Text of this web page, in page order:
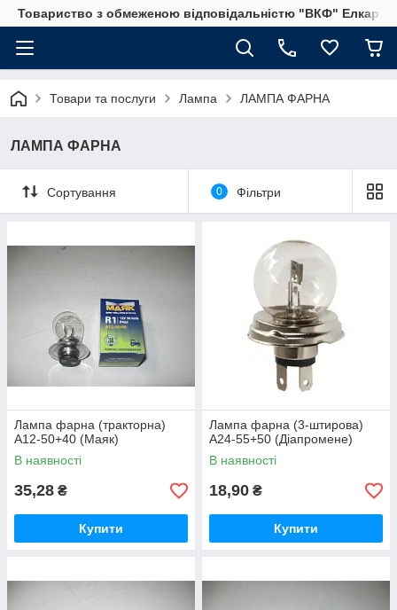
Товариство з обмеженою відповідальністю "ВКФ" Елкар"
Товари та послуги Лампа ЛАМПА ФАРНА
ЛАМПА ФАРНА
Сортування 0 Фільтри
Лампа фарна (тракторна)
А12-50+40 (Маяк)
В наявності
35,28 ₴
Купити
Лампа фарна (3-штирова)
А24-55+50 (Діапромене)
В наявності
18,90 ₴
Купити